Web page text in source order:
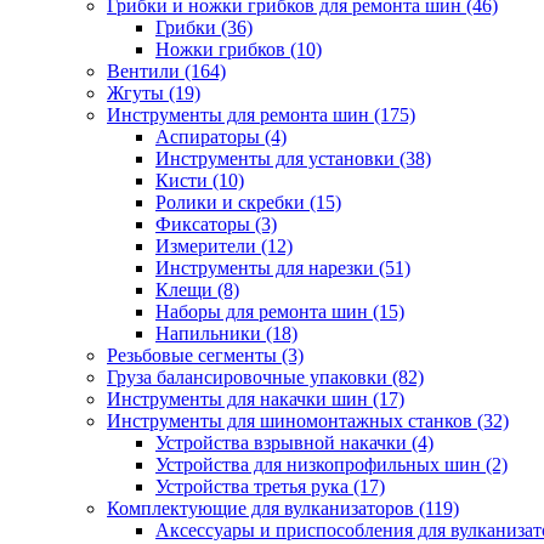
Грибки и ножки грибков для ремонта шин (46)
Грибки (36)
Ножки грибков (10)
Вентили (164)
Жгуты (19)
Инструменты для ремонта шин (175)
Аспираторы (4)
Инструменты для установки (38)
Кисти (10)
Ролики и скребки (15)
Фиксаторы (3)
Измерители (12)
Инструменты для нарезки (51)
Клещи (8)
Наборы для ремонта шин (15)
Напильники (18)
Резьбовые сегменты (3)
Груза балансировочные упаковки (82)
Инструменты для накачки шин (17)
Инструменты для шиномонтажных станков (32)
Устройства взрывной накачки (4)
Устройства для низкопрофильных шин (2)
Устройства третья рука (17)
Комплектующие для вулканизаторов (119)
Аксессуары и приспособления для